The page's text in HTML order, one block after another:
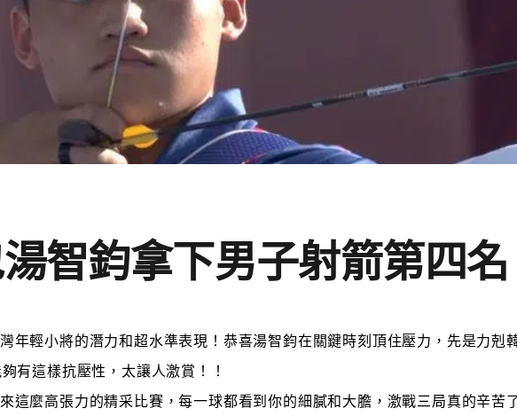
智鈞拿下男子射箭第四名
年輕小將的潛力和超水準表現！恭喜湯智鈞在關鍵時刻頂住壓力，先是力
有這樣抗壓性，太讓人激賞！！
這麼高張力的精采比賽，每一球都看到你的細膩和大膽，激戰三局真的辛苦